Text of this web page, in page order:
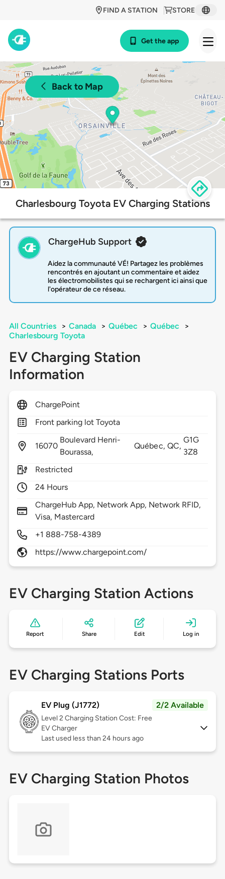
STORE
FIND A STATION
Get the app
Back to Map
Charlesbourg Toyota EV Charging Stations
ChargeHub Support
Aidez la communauté VÉ! Partagez les problèmes
rencontrés en ajoutant un commentaire et aidez
les électromobilistes qui se rechargent ici ainsi que
l'opérateur de ce réseau.
All Countries > Canada > Québec > Québec
>
Charlesbourg Toyota
EV Charging Station
Information
ChargePoint
Front parking lot Toyota
16070
Boulevard Henri-
Bourassa,
Québec, QC,
G1G
3Z8
Restricted
24 Hours
ChargeHub App, Network App, Network RFID,
Visa, Mastercard
+1 888-758-4389
https://www.chargepoint.com/
EV Charging Station Actions
Report Share Edit Log in
EV Charging Stations Ports
EV Plug (J1772) 2/2 Available
Level 2 Charging Station Cost: Free
EV Charger
Last used less than 24 hours ago
EV Charging Station Photos